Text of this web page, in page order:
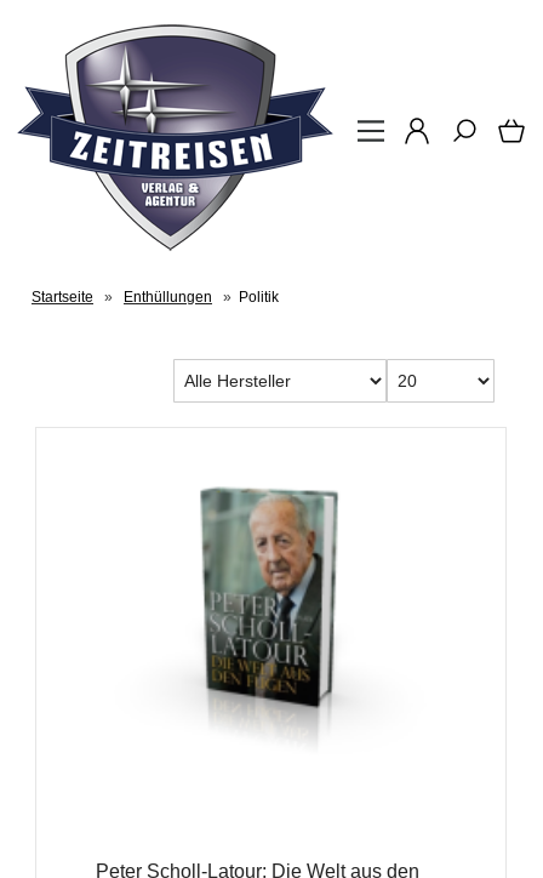
Startseite » Enthüllungen » Politik
Peter Scholl-Latour: Die Welt aus den